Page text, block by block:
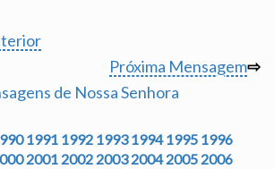
Próxima Mensagem⇨
de Nossa Senhora
1991 1992 1993 1994 1995 1996
2001 2002 2003 2004 2005 2006